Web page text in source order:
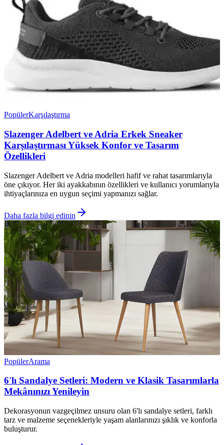
PopülerKarşılaştırma
Slazenger Adelbert ve Adria Erkek Sneaker
Karşılaştırması Yüksek Konfor ve Tasarım
Özellikleri
Slazenger Adelbert ve Adria modelleri hafif ve rahat tasarımlarıyla
öne çıkıyor. Her iki ayakkabının özellikleri ve kullanıcı yorumlarıyla
ihtiyaçlarınıza en uygun seçimi yapmanızı sağlar.
Daha fazla bilgi edinin
PopülerArama
6'lı Sandalye Setleri: Modern ve Klasik Tasarımlarla
Mekânınızı Yenileyin
Dekorasyonun vazgeçilmez unsuru olan 6'lı sandalye setleri, farklı
tarz ve malzeme seçenekleriyle yaşam alanlarınızı şıklık ve konforla
buluşturur.